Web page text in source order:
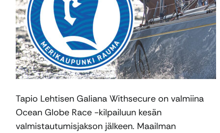
Tapio Lehtisen Galiana Withsecure on valmiina
Ocean Globe Race -kilpailuun kesän
valmistautumisjakson jälkeen. Maailman